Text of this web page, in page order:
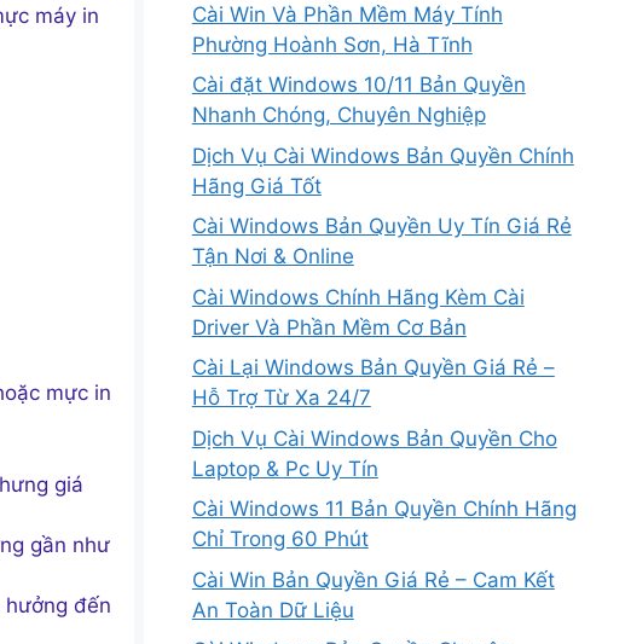
máy in
mực in
giá
gần như
đến
Cài Win Và Phần Mềm Máy Tính
Phường Hoành Sơn, Hà Tĩnh
Cài đặt Windows 10/11 Bản Quyền
Nhanh Chóng, Chuyên Nghiệp
Dịch Vụ Cài Windows Bản Quyền Chính
Hãng Giá Tốt
Cài Windows Bản Quyền Uy Tín Giá Rẻ
Tận Nơi & Online
Cài Windows Chính Hãng Kèm Cài
Driver Và Phần Mềm Cơ Bản
Cài Lại Windows Bản Quyền Giá Rẻ –
Hỗ Trợ Từ Xa 24/7
Dịch Vụ Cài Windows Bản Quyền Cho
Laptop & Pc Uy Tín
Cài Windows 11 Bản Quyền Chính Hãng
Chỉ Trong 60 Phút
Cài Win Bản Quyền Giá Rẻ – Cam Kết
An Toàn Dữ Liệu